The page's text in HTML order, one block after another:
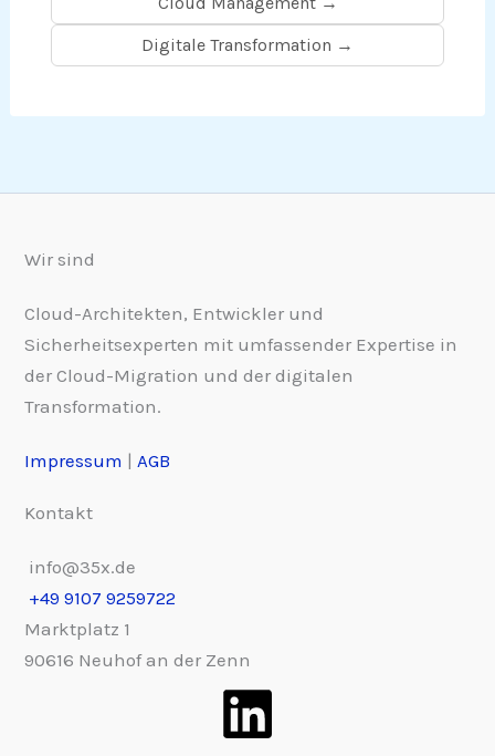
Digitale Transformation →
Wir sind
Cloud-Architekten, Entwickler und
Sicherheitsexperten mit umfassender Expertise in
der Cloud-Migration und der digitalen
Transformation.
Impressum |AGB
Kontakt
info@35x.de
+49 9107 9259722
Marktplatz 1
90616 Neuhof an der Zenn